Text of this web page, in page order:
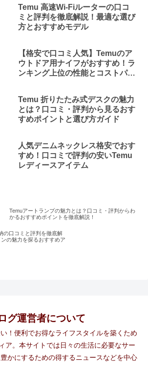
Temu 高速Wi-Fiルーターの口コ
ミと評判を徹底解説！最適な選び
方とおすすめモデル
【格安で口コミ人気】Temuのア
ウトドア用ナイフがおすすめ！ラ
ンキング上位の性能とコストパフ
Temu 折りたたみ式デスクの魅力
とは？口コミ・評判から見るおす
すめポイントと選び方ガイド
人気デニムネックレス格安でおす
すめ！口コミで評判の安いTemu
レディースアイテム
Temuアートランプの魅力とは？口コミ・評判からわ
かるおすすめポイントを徹底解説！
の口コミと評判を徹底解
の魅力を探るおすすめア
グ運営者について
！便利でお得なライフスタイルを築くため
ア。本サイトでは日々の生活に必要なサー
かにするための得するニュースなどを中心